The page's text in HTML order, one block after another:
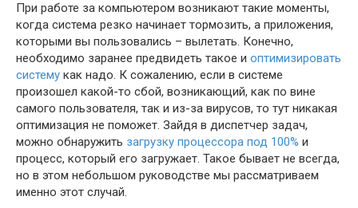
При работе за компьютером возникают такие моменты,
когда система резко начинает тормозить, а приложения,
которыми вы пользовались – вылетать. Конечно,
необходимо заранее предвидеть такое и оптимизировать
систему как надо. К сожалению, если в системе
произошел какой-то сбой, возникающий, как по вине
самого пользователя, так и из-за вирусов, то тут никакая
оптимизация не поможет. Зайдя в диспетчер задач,
можно обнаружить загрузку процессора под 100% и
процесс, который его загружает. Такое бывает не всегда,
но в этом небольшом руководстве мы рассматриваем
именно этот случай.